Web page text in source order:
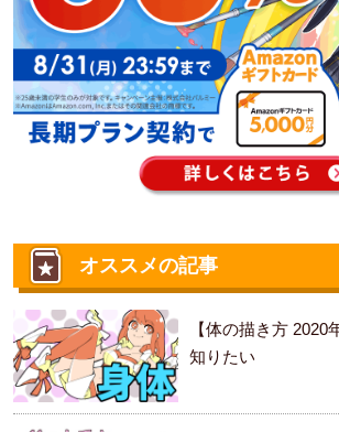
オススメの記事
【体の描き方
知りたい